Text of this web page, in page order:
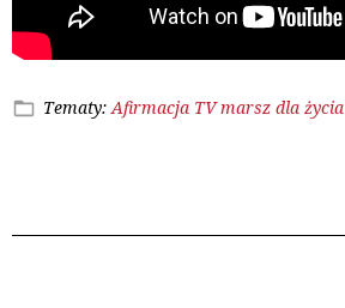
Tematy:Afirmacja TV marsz dla życia